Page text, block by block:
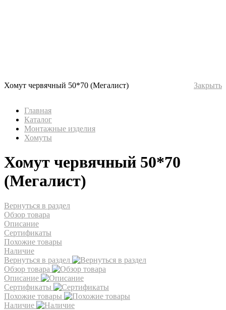
Хомут червячный 50*70 (Мегалист) Закрыть
Главная
Каталог
Монтажные изделия
Хомуты
Хомут червячный 50*70
(Мегалист)
Вернуться в раздел
Обзор товара
Описание
Сертификаты
Похожие товары
Наличие
Вернуться в раздел
Обзор товара
Описание
Сертификаты
Похожие товары
Наличие